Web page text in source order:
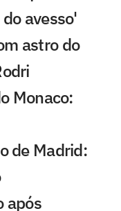
avesso'
astro do
Monaco:
de Madrid:
após